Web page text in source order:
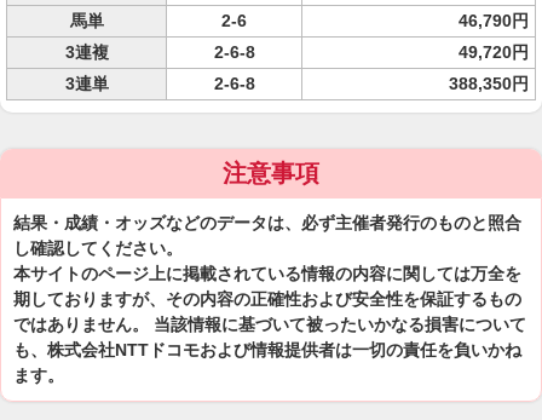
馬単
2-6
46,790円
3連複
2-6-8
49,720円
3連単
2-6-8 388,350円
注意事項
結果・成績・オッズなどのデータは、必ず主催者発行のものと照合
し確認してください。
本サイトのページ上に掲載されている情報の内容に関しては万全を
期しておりますが、その内容の正確性および安全性を保証するもの
ではありません。 当該情報に基づいて被ったいかなる損害について
も、株式会社NTTドコモおよび情報提供者は一切の責任を負いかね
ます。